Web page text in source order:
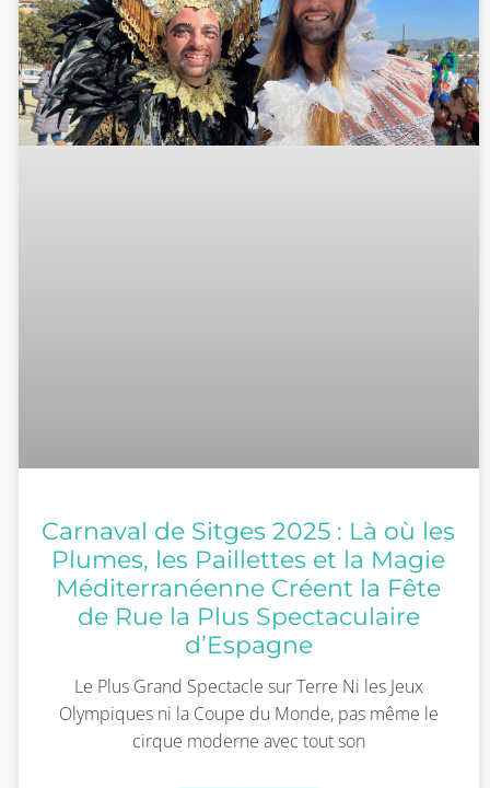
Carnaval de Sitges 2025 : Là où les
Plumes, les Paillettes et la Magie
Méditerranéenne Créent la Fête
de Rue la Plus Spectaculaire
d’Espagne
Le Plus Grand Spectacle sur Terre Ni les Jeux
Olympiques ni la Coupe du Monde, pas même le
cirque moderne avec tout son